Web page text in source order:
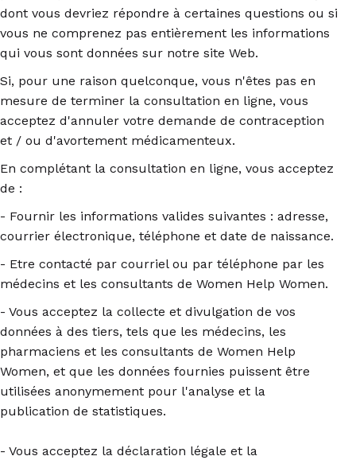
dont vous devriez répondre à certaines questions ou si
vous ne comprenez pas entièrement les informations
qui vous sont données sur notre site Web.
Si, pour une raison quelconque, vous n'êtes pas en
mesure de terminer la consultation en ligne, vous
acceptez d'annuler votre demande de contraception
et / ou d'avortement médicamenteux.
En complétant la consultation en ligne, vous acceptez
de :
- Fournir les informations valides suivantes : adresse,
courrier électronique, téléphone et date de naissance.
- Etre contacté par courriel ou par téléphone par les
médecins et les consultants de Women Help Women.
- Vous acceptez la collecte et divulgation de vos
données à des tiers, tels que les médecins, les
pharmaciens et les consultants de Women Help
Women, et que les données fournies puissent être
utilisées anonymement pour l'analyse et la
publication de statistiques.
- Vous acceptez la déclaration légale et la